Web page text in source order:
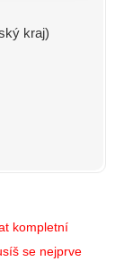
kraj)
kompletní
se nejprve